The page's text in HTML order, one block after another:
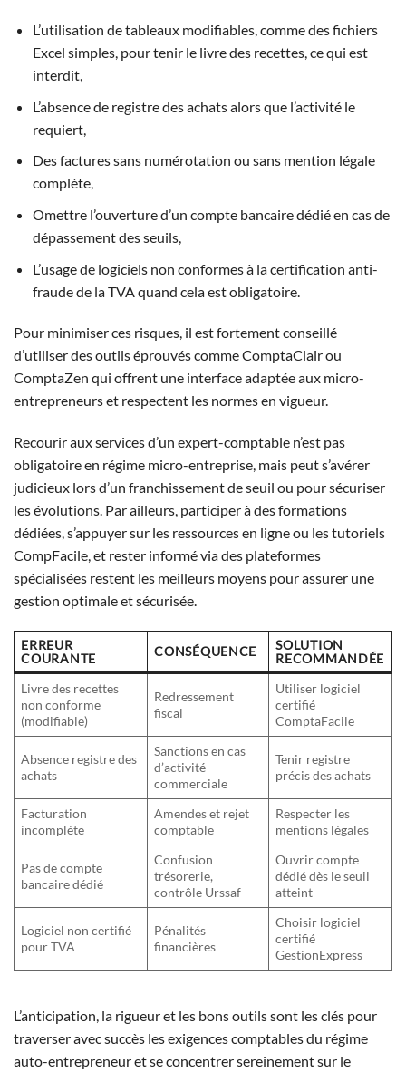
L’utilisation de tableaux modifiables, comme des fichiers
Excel simples, pour tenir le livre des recettes, ce qui est
interdit,
L’absence de registre des achats alors que l’activité le
requiert,
Des factures sans numérotation ou sans mention légale
complète,
Omettre l’ouverture d’un compte bancaire dédié en cas de
dépassement des seuils,
L’usage de logiciels non conformes à la certification anti-
fraude de la TVA quand cela est obligatoire.
Pour minimiser ces risques, il est fortement conseillé
d’utiliser des outils éprouvés comme ComptaClair ou
ComptaZen qui offrent une interface adaptée aux micro-
entrepreneurs et respectent les normes en vigueur.
Recourir aux services d’un expert-comptable n’est pas
obligatoire en régime micro-entreprise, mais peut s’avérer
judicieux lors d’un franchissement de seuil ou pour sécuriser
les évolutions. Par ailleurs, participer à des formations
dédiées, s’appuyer sur les ressources en ligne ou les tutoriels
CompFacile, et rester informé via des plateformes
spécialisées restent les meilleurs moyens pour assurer une
gestion optimale et sécurisée.
ERREUR
COURANTE
CONSÉQUENCE
SOLUTION
RECOMMANDÉE
Livre des recettes
non conforme
(modifiable)
Redressement
fiscal
Utiliser logiciel
certifié
ComptaFacile
Absence registre des
achats
Sanctions en cas
d’activité
commerciale
Tenir registre
précis des achats
Facturation
incomplète
Amendes et rejet
comptable
Respecter les
mentions légales
Pas de compte
bancaire dédié
Confusion
trésorerie,
contrôle Urssaf
Ouvrir compte
dédié dès le seuil
atteint
Logiciel non certifié
pour TVA
Pénalités
financières
Choisir logiciel
certifié
GestionExpress
L’anticipation, la rigueur et les bons outils sont les clés pour
traverser avec succès les exigences comptables du régime
auto-entrepreneur et se concentrer sereinement sur le